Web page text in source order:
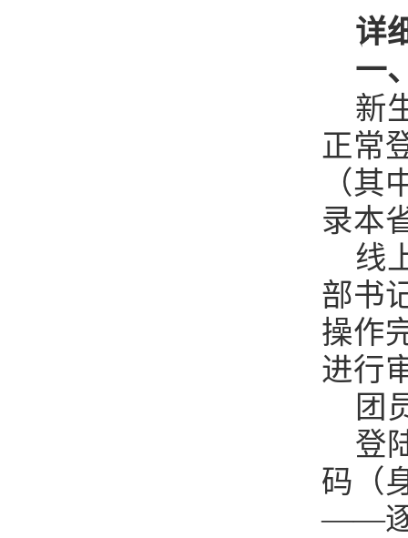
详
一
新
正常
（
录本
线
部书
操作
进行
团
登
码（
——逐